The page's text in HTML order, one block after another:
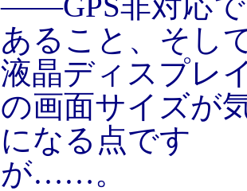
あること、そし
液晶ディスプレ
の画面サイズが
になる点です
が……。